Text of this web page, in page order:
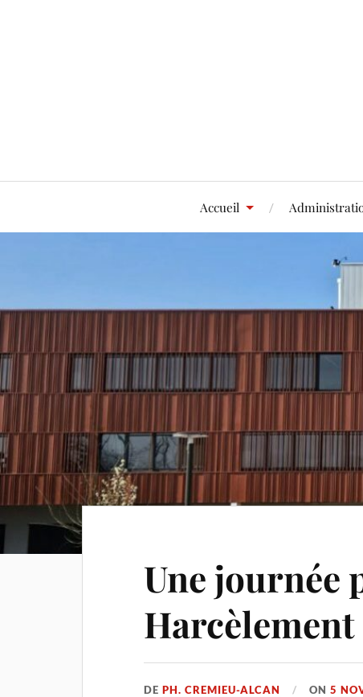
Accueil
Une journée
Harcèlement
DEPH. CREMIEU-ALCAN ON5